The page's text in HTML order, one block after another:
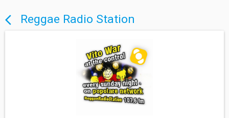
arrow_back_ios Reggae Radio Station